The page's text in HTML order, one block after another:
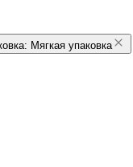
Мягкая упаковка